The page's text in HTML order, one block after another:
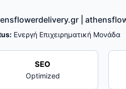
|
Ενεργή Επιχειρηματική Μονάδα
SEO
Optimized